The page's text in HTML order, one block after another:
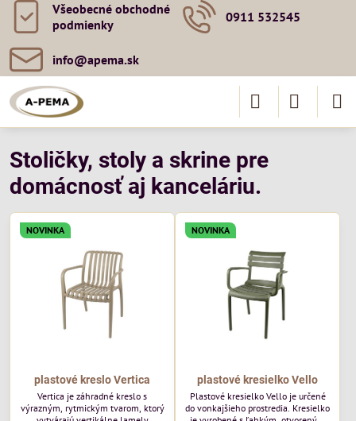
Všeobecné obchodné
podmienky
0911 532545
info​@apema​.sk
Stoličky, stoly a skrine pre
domácnosť aj kanceláriu.
NOVINKA
plastové kreslo Vertica
Vertica je záhradné kreslo s
výrazným, rytmickým tvarom, ktorý
NOVINKA
plastové kresielko Vello
Plastové kresielko Vello je určené
do vonkajšieho prostredia. Kresielko